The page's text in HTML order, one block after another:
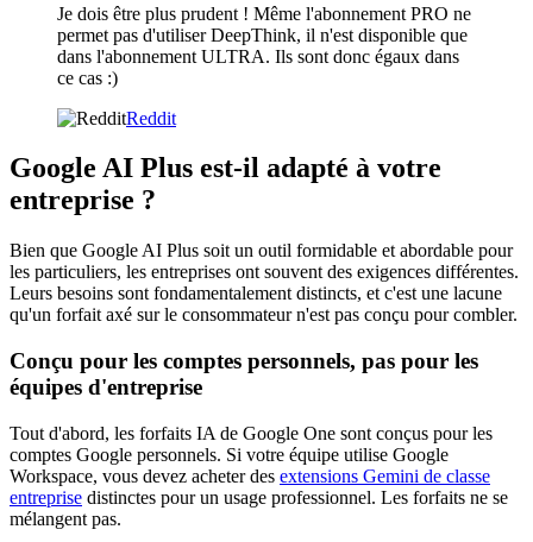
Je dois être plus prudent ! Même l'abonnement PRO ne
permet pas d'utiliser DeepThink, il n'est disponible que
dans l'abonnement ULTRA. Ils sont donc égaux dans
ce cas :)
Reddit
Google AI Plus est-il adapté à votre
entreprise ?
Bien que Google AI Plus soit un outil formidable et abordable pour
les particuliers, les entreprises ont souvent des exigences différentes.
Leurs besoins sont fondamentalement distincts, et c'est une lacune
qu'un forfait axé sur le consommateur n'est pas conçu pour combler.
Conçu pour les comptes personnels, pas pour les
équipes d'entreprise
Tout d'abord, les forfaits IA de Google One sont conçus pour les
comptes Google personnels. Si votre équipe utilise Google
Workspace, vous devez acheter des extensions Gemini de classe
entreprise distinctes pour un usage professionnel. Les forfaits ne se
mélangent pas.